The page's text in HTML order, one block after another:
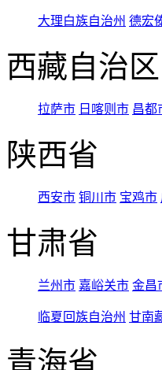
大理白族自治州 德宏
西藏自治区
拉萨市 日喀则市 昌都
陕西省
西安市 铜川市 宝鸡市
甘肃省
兰州市 嘉峪关市 金昌
临夏回族自治州 甘南
青海省